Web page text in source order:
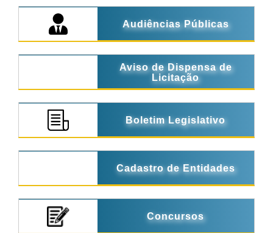
Audiências Públicas
Aviso de Dispensa de
Licitação
Boletim Legislativo
Cadastro de Entidades
Concursos